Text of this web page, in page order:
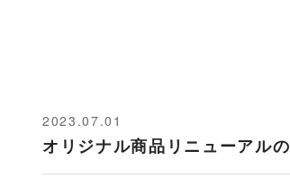
2023.07.01
オリジナル商品リニューアル